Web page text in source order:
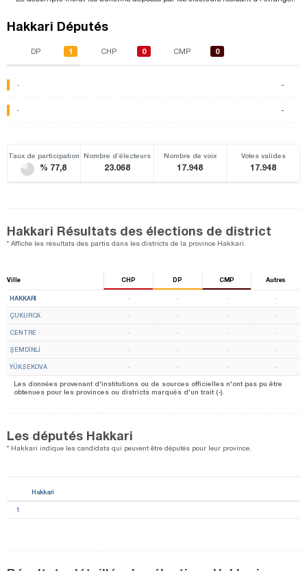
Hakkari Députés
DP 1 CHP 0 CMP 0
- -
- -
Taux de participation
% 77,8
Nombre d’électeurs
23.068
Nombre de voix
17.948
Votes valides
17.948
Hakkari Résultats des élections de district
* Affiche les résultats des partis dans les districts de la province Hakkari.
Ville CHP DP CMP Autres
HAKKARI - - - -
ÇUKURCA - - - -
CENTRE - - - -
ŞEMDİNLİ - - - -
YÜKSEKOVA - - - -
Les données provenant d'institutions ou de sources officielles n'ont pas pu être
obtenues pour les provinces ou districts marqués d'un trait (-).
Les députés Hakkari
* Hakkari indique les candidats qui peuvent être députés pour leur province.
Hakkari
1